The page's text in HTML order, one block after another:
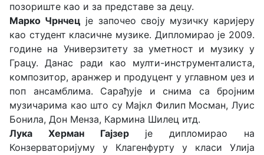
позориште као и за представе за децу.
Марко Чрнчец је започео своју музичку каријеру
као студент класичне музике. Дипломирао је 2009.
године на Универзитету за уметност и музику у
Грацу. Данас ради као мулти-инструменталиста,
композитор, аранжер и продуцент у углавном џез и
поп ансамблима. Сарађује и снима са бројним
музичарима као што су Мајкл Филип Мосман, Луис
Бонила, Дон Менза, Кармина Шилец итд.
Лука Херман Гајзерје дипломирао на
Конзерваторијуму у Клагенфурту у класи Улија